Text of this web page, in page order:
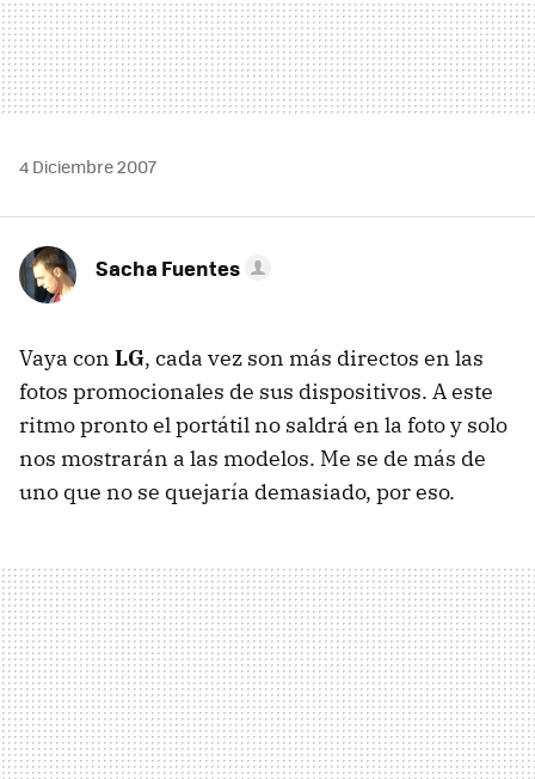
4 Diciembre 2007
Sacha Fuentes
Vaya con LG, cada vez son más directos en las
fotos promocionales de sus dispositivos. A este
ritmo pronto el portátil no saldrá en la foto y solo
nos mostrarán a las modelos. Me se de más de
uno que no se quejaría demasiado, por eso.